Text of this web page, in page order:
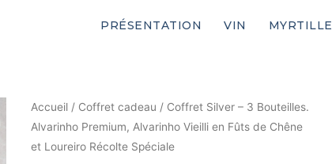
PRÉSENTATION VIN MYRTILLE
Accueil/ Coffret cadeau / Coffret Silver – 3 Bouteilles.
Alvarinho Premium, Alvarinho Vieilli en Fûts de Chêne
et Loureiro Récolte Spéciale